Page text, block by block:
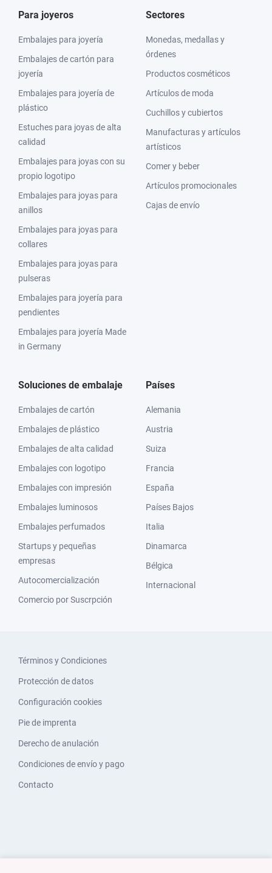
Para joyeros
Embalajes para joyería
Embalajes de cartón para
joyería
Embalajes para joyería de
plástico
Estuches para joyas de alta
calidad
Embalajes para joyas con su
propio logotipo
Embalajes para joyas para
anillos
Embalajes para joyas para
collares
Embalajes para joyas para
pulseras
Embalajes para joyería para
pendientes
Embalajes para joyería Made
in Germany
Sectores
Monedas, medallas y
órdenes
Productos cosméticos
Artículos de moda
Cuchillos y cubiertos
Manufacturas y artículos
artísticos
Comer y beber
Artículos promocionales
Cajas de envío
Soluciones de embalaje
Embalajes de cartón
Embalajes de plástico
Embalajes de alta calidad
Embalajes con logotipo
Embalajes con impresión
Embalajes luminosos
Embalajes perfumados
Startups y pequeñas
empresas
Autocomercialización
Comercio por Suscrpción
Países
Alemania
Austria
Suiza
Francia
España
Países Bajos
Italia
Dinamarca
Bélgica
Internacional
Términos y Condiciones
Protección de datos
Configuración cookies
Pie de imprenta
Derecho de anulación
Condiciones de envío y pago
Contacto